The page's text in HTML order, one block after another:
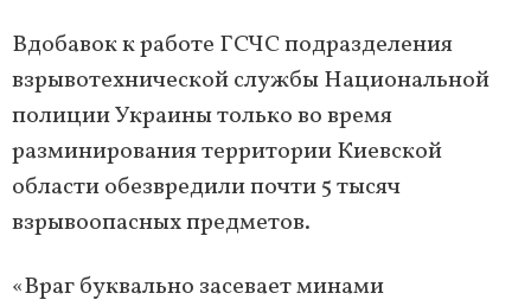
Вдобавок к работе ГСЧС подразделения
взрывотехнической службы Национальной
полиции Украины только во время
разминирования территории Киевской
области обезвредили почти 5 тысяч
взрывоопасных предметов.
«Враг буквально засевает минами